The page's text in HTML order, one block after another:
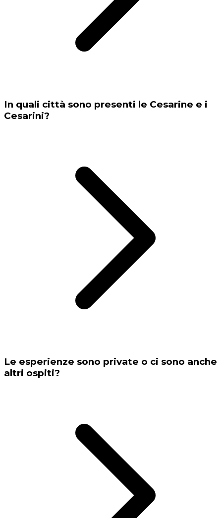
In quali città sono presenti le Cesarine e i
Cesarini?
Le esperienze sono private o ci sono anche
altri ospiti?